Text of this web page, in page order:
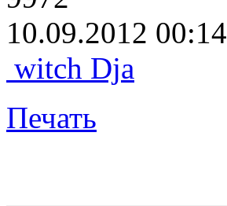
10.09.2012 00:14
witch Dja
Печать